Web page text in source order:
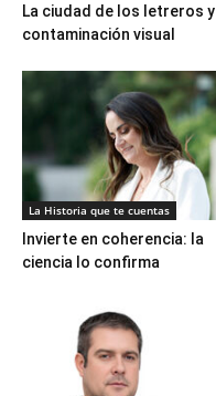
La ciudad de los letreros y
contaminación visual
La Historia que te cuentas
Invierte en coherencia: la
ciencia lo confirma